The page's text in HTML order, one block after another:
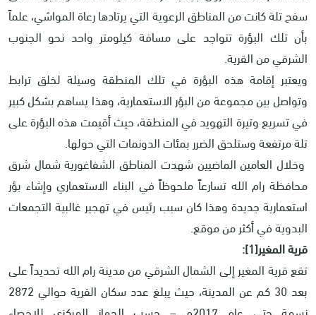
سفح تلة كانت من المناطق الرعوية التي يرتادها رعاة المواشي، علماً
بأن تلك البؤرة تتواجد على مسافة كيلومتر واحد نحو الجنوب
الشرقي من القرية.
ويعتبر إقامة هذه البؤرة في تلك المنطقة وسيلة لخلق ترابط
وتواصل بين مجموعة من البؤر الاستعمارية، وهذا يساهم بشكل كبير
في تسريع وتيرة التهويد في المنطقة، حيث أقيمت هذه البؤرة على
تلة مرتفعة وستلحق الضرر بمئات الدونمات التي حولها.
وخلال العامين الماضيين شهدت المناطق الشفاغورية شمال شرق
محافظة رام الله تسارعاً ملحوظاً في البناء الاستعماري وإشاء بؤر
استعمارية جديدة وهذا كان سبب رئيس في تهجير غالبية التجمعات
البدوية في أكثر من موقع.
قرية المغير[1]
:
تقع قرية المغير إلى الشمال الشرقي من مدينة رام الله تحديداً على
بعد 30 كم عن المدينة، حيث يبلغ عدد سكان القرية حوالي 2872